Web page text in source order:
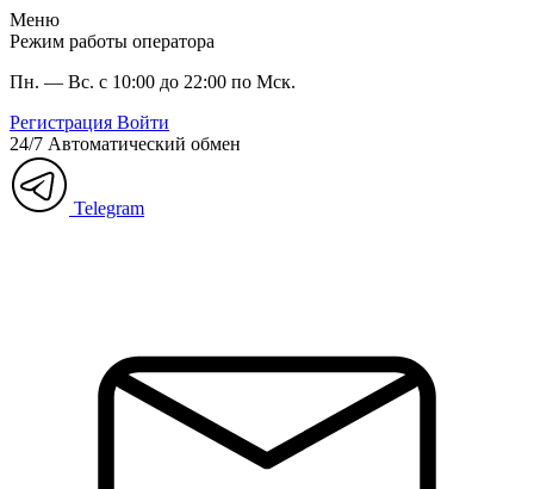
Меню
Режим работы оператора
Пн. — Вс. с 10:00 до 22:00 по Мск.
Регистрация Войти
24/7 Автоматический обмен
Telegram